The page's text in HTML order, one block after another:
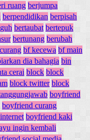
ruang berjumpa
berpendidikan berpisah
bertaubat bertepuk
bertunang berubah
bf kecewa bf main
dia bahagia bin
cerai block block
block twitter block
boyfriend
boyfriend curang
boyfriend kaki
ingin kembali